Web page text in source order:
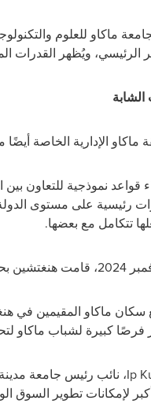
ماكاو للعلوم
الرئيسي، ويُظهر القدرات
الشابة
الإدارية الخاصة أيضًا
قواعد نموذجية للتعاون
رئيسية على مستوى
تتكامل مع بعضها.
منها 815 مشروعًا من ماكاو.
سكان ماكاو المقيمين في
فرصًا كبيرة لشباب ماكاو
Ip، نائب رئيس جامعة
لإمكانات تطوير السوق